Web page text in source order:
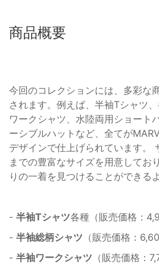
商品概要
今回のコレクションには、多彩な
されます。例えば、半袖Tシャツ
ワークシャツ、水陸両用ショート
ーシブルハットなど、全てが
デザインで仕上げられています。
までの豊富なサイズを用意してお
りの一着を見つけることができる
- 半袖Tシャツ各種（販売価格：
- 半袖総柄シャツ （販売価格：
- 半袖ワークシャツ （販売価格：